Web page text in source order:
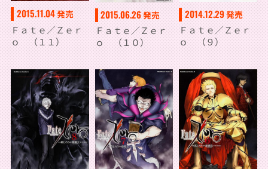
2015.11.04発売
Ｆａｔｅ／Ｚｅｒ
ｏ （１１）
2015.06.26発売
Ｆａｔｅ／Ｚｅｒ
ｏ （１０）
2014.12.29発売
Ｆａｔｅ／Ｚｅｒ
ｏ （９）